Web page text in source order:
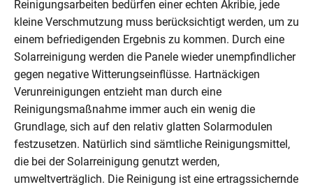
Reinigungsarbeiten bedürfen einer echten Akribie, jede
kleine Verschmutzung muss berücksichtigt werden, um zu
einem befriedigenden Ergebnis zu kommen. Durch eine
Solarreinigung werden die Panele wieder unempfindlicher
gegen negative Witterungseinflüsse. Hartnäckigen
Verunreinigungen entzieht man durch eine
Reinigungsmaßnahme immer auch ein wenig die
Grundlage, sich auf den relativ glatten Solarmodulen
festzusetzen. Natürlich sind sämtliche Reinigungsmittel,
die bei der Solarreinigung genutzt werden,
umweltverträglich. Die Reinigung ist eine ertragssichernde